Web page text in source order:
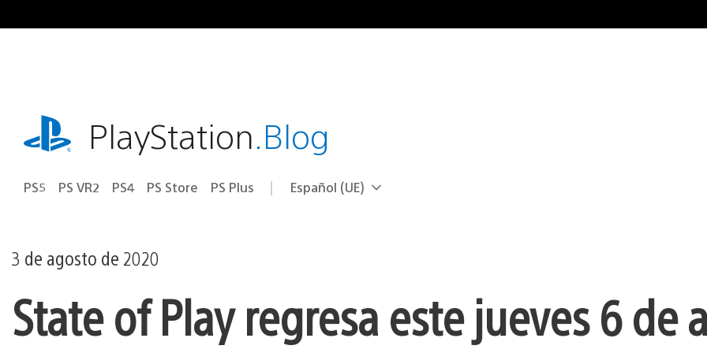
al
playstation.comPlayStation.Blog
PS5 PS VR2 PS4 PS Store PS Plus Selecciona
Región
Español (UE)
3 de agosto de 2020
State of Play regresa este jueves 6 de